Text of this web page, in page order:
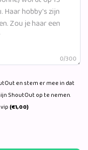
0/300
en stem er mee in dat
ShoutOut op te nemen.
(€1,00)